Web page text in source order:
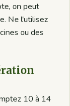
on peut
Ne l'utilisez
ou des
10 à 14